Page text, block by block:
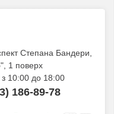
Степана Бандери,
1 поверх
10:00 до 18:00
186-89-78